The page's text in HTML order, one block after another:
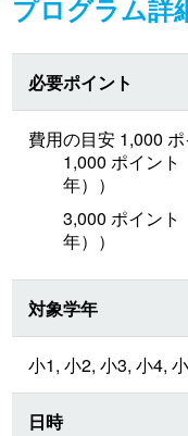
プログラム詳
必要ポイント
費用の目安 1,000
1,000 ポイン
年））
3,000 ポイント
年））
対象学年
小1, 小2, 小3, 小4,
日時